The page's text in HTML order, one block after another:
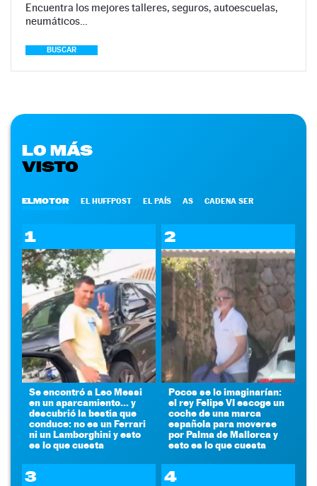
Encuentra los mejores talleres, seguros, autoescuelas,
neumáticos…
BUSCAR
LO MÁS
VISTO
ELMOTOR EL HUFFPOST EL PAÍS AS CADENA SER
1
Se encontró a Leo Messi
en un aparcamiento... y
descubrió la bestia que
conduce: no es un Ferrari
ni un Lamborghini y esto
es lo que cuesta
2
Pocos se lo imaginarían:
el rey Felipe VI escoge un
coche de una marca
española para moverse
por Palma de Mallorca y
esto es lo que cuesta
3 4